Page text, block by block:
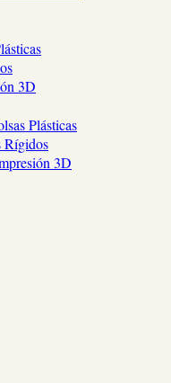
3D
Plásticas
Rígidos
3D